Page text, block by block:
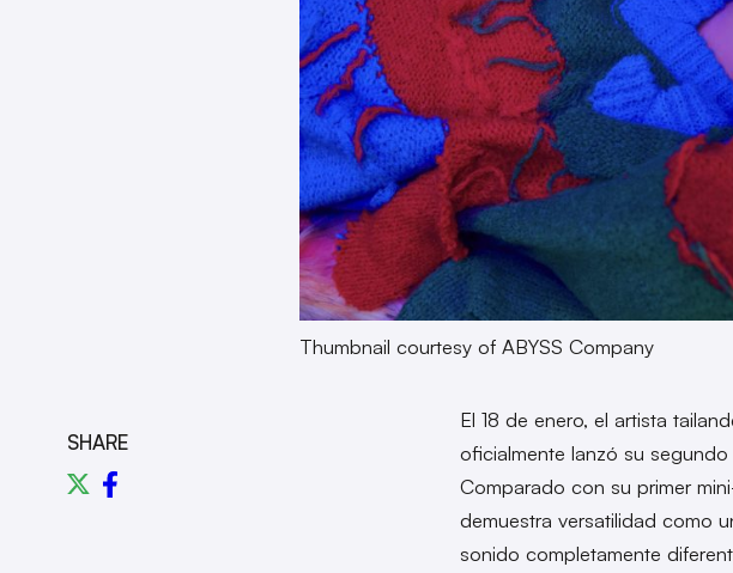
Thumbnail courtesy of ABYSS Company
SHARE
El 18 de enero, el artista
oficialmente lanzó su
Comparado con su primer
demuestra versatilidad como
sonido completamente